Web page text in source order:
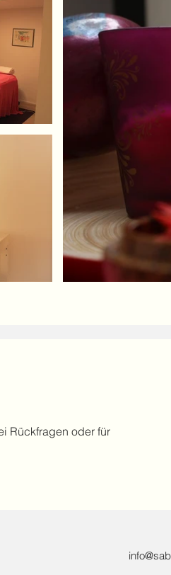
Rückfragen oder für